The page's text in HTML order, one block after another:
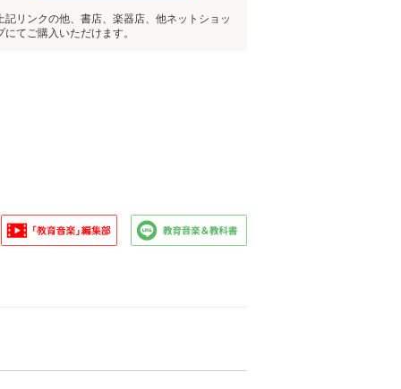
記リンクの他、書店、楽器店、他ネットショッ
にてご購入いただけます。